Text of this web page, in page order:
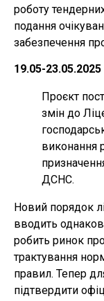
роботу
подання
забезпечення
19.05-23.05.2025
Проєкт
змін до
виконання
ДСНС.
Новий порядок
вводить
робить ринок
трактування
правил. Тепер
підтвердити